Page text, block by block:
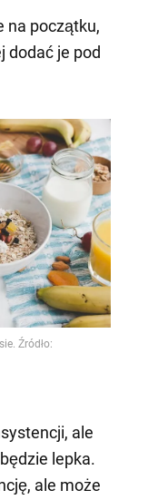
na początku,
dodać je pod
ale
lepka.
ale może